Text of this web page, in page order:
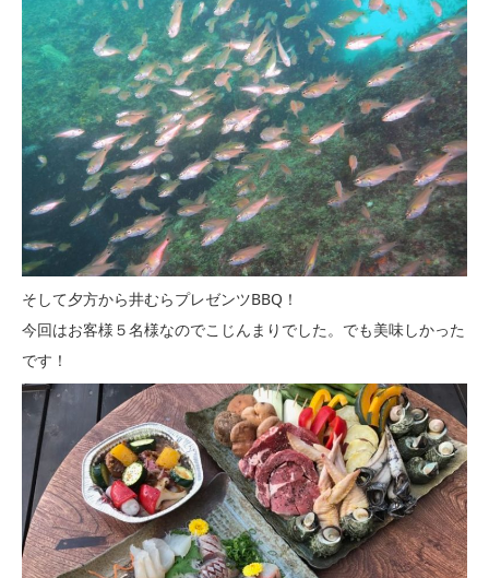
そして夕方から井むらプレゼンツBBQ！
今回はお客様５名様なのでこじんまりでした。でも美味しかった
です！